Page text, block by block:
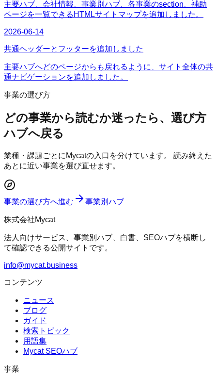
主要ハブ、会社情報、事業別ハブ、各事業のsection、補助
ページを一覧できるHTMLサイトマップを追加しました。
2026-06-14
共通ヘッダーとフッターを追加しました
主要ハブへどのページからも戻れるように、サイト全体の共
通ナビゲーションを追加しました。
事業の選び方
どの事業から読むか迷ったら、選び方
ハブへ戻る
業種・課題ごとにMycatの入口を分けています。 読み終えた
あとに近い事業を選び直せます。
事業の選び方へ進む 事業別ハブ
株式会社Mycat
法人向けサービス、事業別ハブ、白書、SEOハブを横断し
て確認できる公開サイトです。
info@mycat.business
コンテンツ
ニュース
ブログ
ガイド
検索トピック
用語集
Mycat SEOハブ
事業